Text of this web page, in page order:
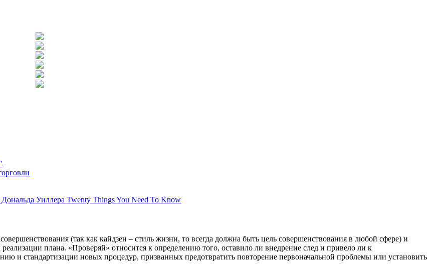
Уиллера Twenty Things You Need To Know
(так как кайдзен – стиль жизни, то всегда должна быть цель совершенствования в любой сфере) и
плана. «Проверяй» относится к определению того, оставило ли внедрение след и привело ли к
и стандартизации новых процедур, призванных предотвратить повторение первоначальной проблемы или установить